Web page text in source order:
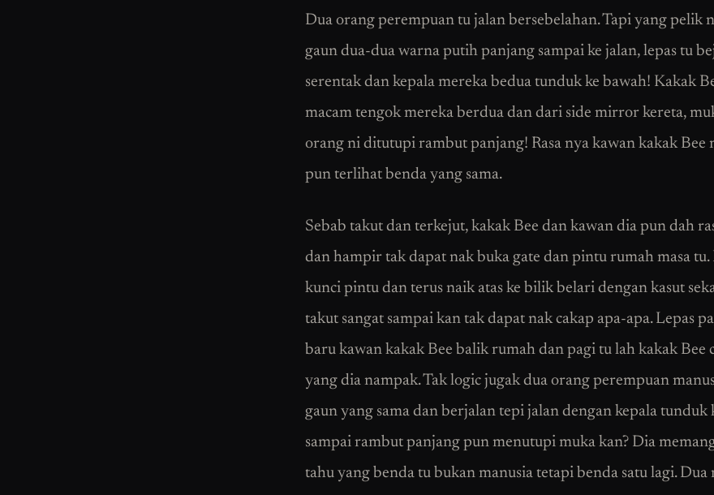
Dua orang perempuan tu jalan bersebelahan. Tapi yang pelik
gaun dua-dua warna putih panjang sampai ke jalan, lepas tu
serentak dan kepala mereka bedua tunduk ke bawah! Kakak
macam tengok mereka berdua dan dari side mirror kereta,
orang ni ditutupi rambut panjang! Rasa nya kawan kakak Bee
pun terlihat benda yang sama.
Sebab takut dan terkejut, kakak Bee dan kawan dia pun dah
dan hampir tak dapat nak buka gate dan pintu rumah masa tu.
kunci pintu dan terus naik atas ke bilik belari dengan kasut
takut sangat sampai kan tak dapat nak cakap apa-apa. Lepas
baru kawan kakak Bee balik rumah dan pagi tu lah kakak Bee
yang dia nampak. Tak logic jugak dua orang perempuan
gaun yang sama dan berjalan tepi jalan dengan kepala tunduk
sampai rambut panjang pun menutupi muka kan? Dia
tahu yang benda tu bukan manusia tetapi benda satu lagi. Dua